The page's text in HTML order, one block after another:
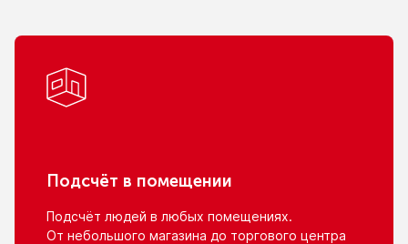
Подсчёт в помещении
Подсчёт людей в любых помещениях.
От небольшого магазина до торгового центра